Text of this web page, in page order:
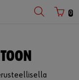
0